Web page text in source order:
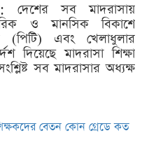
দেশের সব মাদরাসায়
ও মানসিক বিকাশে
(পিটি) এবং খেলাধুলার
দিয়েছে মাদরাসা শিক্ষা
সব মাদরাসার অধ্যক্ষ
বেতন কোন গ্রেডে কত